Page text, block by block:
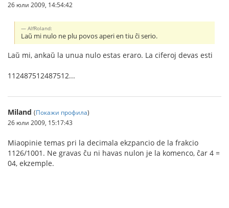
26 юли 2009, 14:54:42
AlfRoland:
Laŭ mi nulo ne plu povos aperi en tiu ĉi serio.
Laŭ mi, ankaŭ la unua nulo estas eraro. La ciferoj devas esti
112487512487512...
Miland (Покажи профила)
26 юли 2009, 15:17:43
Miaopinie temas pri la decimala ekzpancio de la frakcio
1126/1001. Ne gravas ĉu ni havas nulon je la komenco, ĉar 4 =
04, ekzemple.